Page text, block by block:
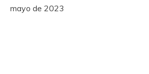
mayo de 2023